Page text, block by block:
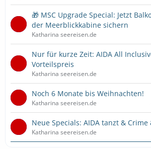
🎁 MSC Upgrade Special: Jetzt
der Meerblickkabine sichern
Katharina seereisen.de
Nur für kurze Zeit: AIDA All
Vorteilspreis
Katharina seereisen.de
Noch 6 Monate bis Weihnachten!
Katharina seereisen.de
Neue Specials: AIDA tanzt & Crime
Katharina seereisen.de